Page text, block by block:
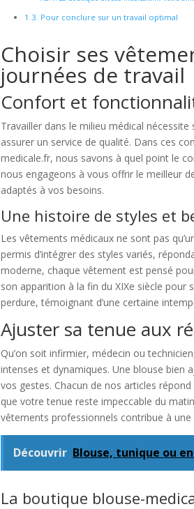
Pour conclure sur un travail optimal
Choisir ses
journées de travail
Confort et
Travailler dans le milieu médical
assurer un service de qualité. Dans ces
medicale.fr, nous savons à quel point le
nous engageons à vous offrir le meilleur
adaptés à vos besoins.
Une histoire de styles et
Les vêtements médicaux ne sont pas
permis d’intégrer des styles variés,
moderne, chaque vêtement est pensé
son apparition à la fin du XIXe siècle pour
perdure, témoignant d’une certaine
Ajuster sa tenue aux
Qu’on soit infirmier, médecin ou
intenses et dynamiques. Une blouse bien
vos gestes. Chacun de nos articles
que votre tenue reste impeccable du
vêtements professionnels contribue à
Découvrir Blouse, tunique ou
La boutique blouse-